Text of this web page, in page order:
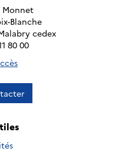
Monnet
Blanche
cedex
80 00